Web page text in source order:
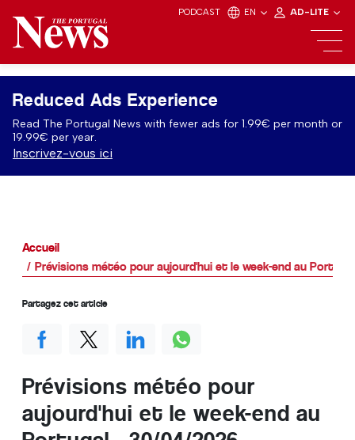
PODCAST EN AD-LITE
Reduced Ads Experience
Read The Portugal News with fewer ads for 1.99€ per month or
19.99€ per year.
Inscrivez-vous ici
Accueil
Prévisions météo pour aujourd'hui et le week-end au
Prévisions météo pour
aujourd'hui et le week-end au
Partagez cet article